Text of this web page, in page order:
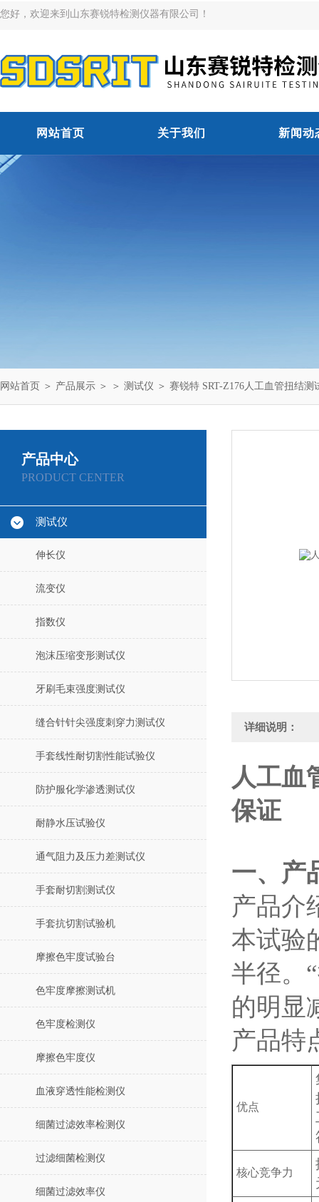
您好，欢迎来到山东赛锐特检测仪器有限公司！
网站首页 关于我们 新闻动
网站首页 ＞ 产品展示 ＞ ＞ 测试仪 ＞ 赛锐特 SRT-Z176人工血管扭结测
产品中心
PRODUCT CENTER
测试仪
伸长仪
流变仪
指数仪
泡沫压缩变形测试仪
牙刷毛束强度测试仪
缝合针针尖强度刺穿力测试仪
手套线性耐切割性能试验仪
防护服化学渗透测试仪
耐静水压试验仪
通气阻力及压力差测试仪
手套耐切割测试仪
手套抗切割试验机
摩擦色牢度试验台
色牢度摩擦测试机
色牢度检测仪
摩擦色牢度仪
血液穿透性能检测仪
细菌过滤效率检测仪
过滤细菌检测仪
细菌过滤效率仪
详细说明：
人工血
保证
一、产
产品介
本试验
半径。
的明显
产品特
优点
核心竞争力